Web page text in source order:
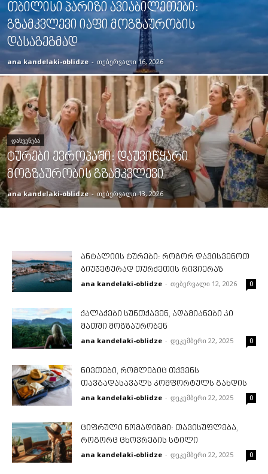
თბილისი პარიზი ავიაბილეთები:
გზამკვლევი იაფი მოგზაურობის
დასაგეგმად
ana kandelaki-oblidze - თებერვალი 16, 2026
ᲓᲐᲡᲕᲔᲜᲔᲑᲐ
ტურები ევროპაში: დაუვიწყარი
მოგზაურობის გზამკვლევი
ana kandelaki-oblidze - თებერვალი 13, 2026
ანტალიის ტურები: როგორ დავისვენოთ
ბიუჯეტურად თურქეთის რივიერაზ
ana kandelaki-oblidze - თებერვალი 12, 2026 0
ქალაქები სუნთქავენ, ადამიანები კი
მათში მოგზაურობენ
ana kandelaki-oblidze - დეკემბერი 22, 2025 0
ნივთები, რომლებიც თქვენს
თავგადასავალს კომფორტულს გახდის
ana kandelaki-oblidze - დეკემბერი 22, 2025 0
ციფრული ნომადიზმი: თავისუფლება,
როგორც ცხოვრების სტილი
ana kandelaki-oblidze - დეკემბერი 22, 2025 0